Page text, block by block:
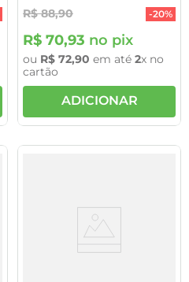
R$ 88,90 -20%
R$ 70,93 no pix
ou R$ 72,90 em até 2x no
cartão
ADICIONAR